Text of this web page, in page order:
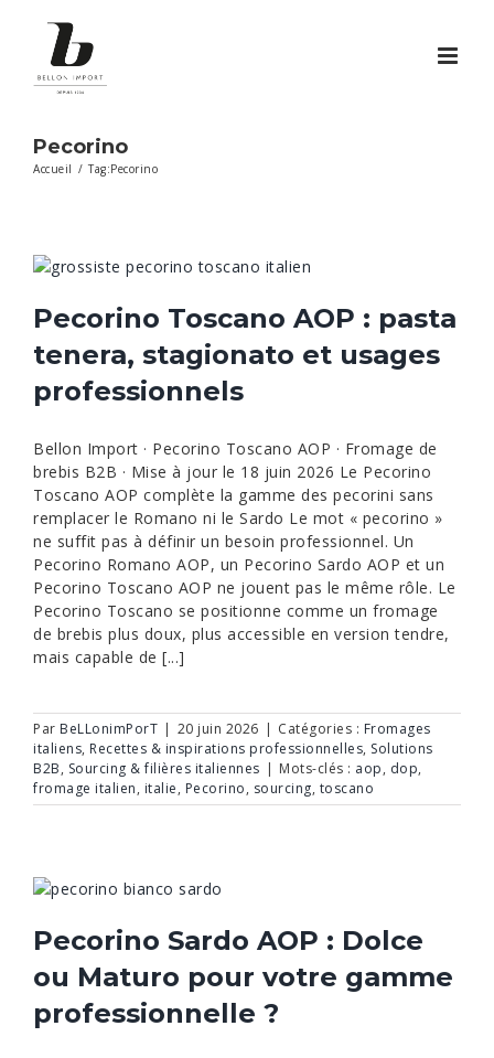
contenu
Pecorino
Accueil / Tag:Pecorino
Pecorino Toscano AOP : pasta
tenera, stagionato et usages
professionnels
Bellon Import · Pecorino Toscano AOP · Fromage de
brebis B2B · Mise à jour le 18 juin 2026 Le Pecorino
Toscano AOP complète la gamme des pecorini sans
remplacer le Romano ni le Sardo Le mot « pecorino »
ne suffit pas à définir un besoin professionnel. Un
Pecorino Romano AOP, un Pecorino Sardo AOP et un
Pecorino Toscano AOP ne jouent pas le même rôle. Le
Pecorino Toscano se positionne comme un fromage
de brebis plus doux, plus accessible en version tendre,
mais capable de [...]
Par BeLLonimPorT | 20 juin 2026 | Catégories : Fromages
italiens, Recettes & inspirations professionnelles, Solutions
B2B, Sourcing & filières italiennes | Mots-clés : aop, dop,
fromage italien, italie, Pecorino, sourcing, toscano
Pecorino Sardo AOP : Dolce
ou Maturo pour votre gamme
professionnelle ?